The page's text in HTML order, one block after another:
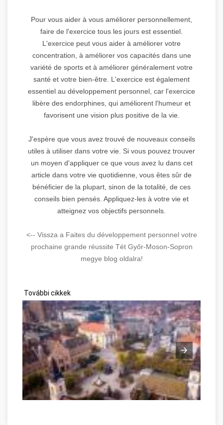
Pour vous aider à vous améliorer personnellement,
faire de l'exercice tous les jours est essentiel.
L'exercice peut vous aider à améliorer votre
concentration, à améliorer vos capacités dans une
variété de sports et à améliorer généralement votre
santé et votre bien-être. L'exercice est également
essentiel au développement personnel, car l'exercice
libère des endorphines, qui améliorent l'humeur et
favorisent une vision plus positive de la vie.
J'espère que vous avez trouvé de nouveaux conseils
utiles à utiliser dans votre vie. Si vous pouvez trouver
un moyen d'appliquer ce que vous avez lu dans cet
article dans votre vie quotidienne, vous êtes sûr de
bénéficier de la plupart, sinon de la totalité, de ces
conseils bien pensés. Appliquez-les à votre vie et
atteignez vos objectifs personnels.
<-- Vissza a Faites du développement personnel votre
prochaine grande réussite Tét Győr-Moson-Sopron
megye blog oldalra!
További cikkek